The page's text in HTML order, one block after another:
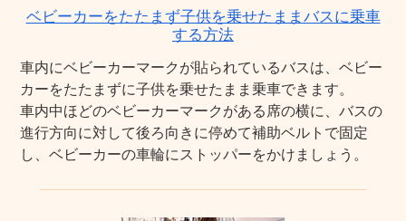
ベビーカーをたたまず子供を乗せたままバスに乗車
する方法
車内にベビーカーマークが貼られているバスは、ベビー
カーをたたまずに子供を乗せたまま乗車できます。
車内中ほどのベビーカーマークがある席の横に、バスの
進行方向に対して後ろ向きに停めて補助ベルトで固定
し、ベビーカーの車輪にストッパーをかけましょう。